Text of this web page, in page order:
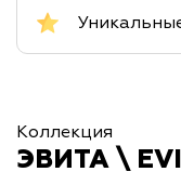
Коллекция
ЭВИТА \